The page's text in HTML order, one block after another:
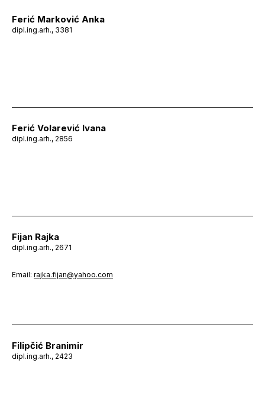
Ferić Marković Anka
dipl.ing.arh., 3381
Ferić Volarević Ivana
dipl.ing.arh., 2856
Fijan Rajka
dipl.ing.arh., 2671
Email: rajka.fijan@yahoo.com
Filipčić Branimir
dipl.ing.arh., 2423